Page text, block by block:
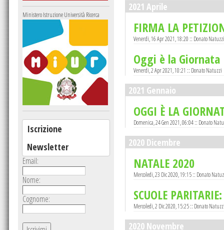
2021 Aprile
FIRMA LA
Venerdi, 16 Apr 2021, 18:20 :: Donato Natuzzi
Oggi è la
Venerdi, 2 Apr 2021, 10:21 :: Donato Natuzzi
2021 Gennaio
OGGI È LA
Domenica, 24 Gen 2021, 06:04 :: Donato
2020 Dicembre
NATALE 2020
Mercoledi, 23 Dic 2020, 19:15 :: Donato
SCUOLE
Mercoledi, 2 Dic 2020, 15:25 :: Donato
2020 Novembre
Ministero Istruzione Università Ricerca
Iscrizione
Newsletter
Email:
Nome:
Cognome: